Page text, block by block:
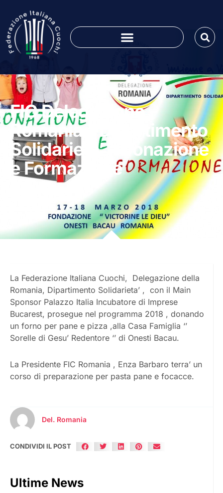
FIC Delegazione
Romania – Dipartimento
Solidarieta’ – Donazione
e Formazione
La Federazione Italiana Cuochi, Delegazione della
Romania, Dipartimento Solidarieta’ , con il Main
Sponsor Palazzo Italia Incubatore di Imprese
Bucarest, prosegue nel programma 2018 , donando
un forno per pane e pizza ,alla Casa Famiglia ‘’
Sorelle di Gesu’ Redentore ‘’ di Onesti Bacau.
La Presidente FIC Romania , Enza Barbaro terra’ un
corso di preparazione per pasta pane e focacce.
Del. Romania
CONDIVIDI IL POST
Ultime News